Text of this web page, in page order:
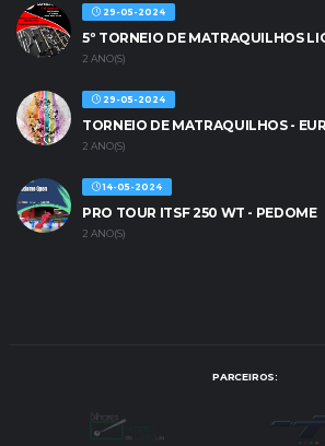
29-05-2024
5º TORNEIO DE MATRAQUILHOS
2 ANO(S)
29-05-2024
TORNEIO DE MATRAQUILHOS -
2 ANO(S)
14-05-2024
PRO TOUR ITSF 250 WT - PEDOME
2 ANO(S)
PARCEIROS: